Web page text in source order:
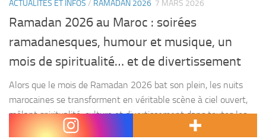
ACTUALITÉS ET INFOS / RAMADAN 2026 7 MARS 2026
Ramadan 2026 au Maroc : soirées
ramadanesques, humour et musique, un
mois de spiritualité… et de divertissement
Alors que le mois de Ramadan 2026 bat son plein, les nuits
marocaines se transforment en véritable scène à ciel ouvert,
mêlant spiritualité, culture et divertissement dans toutes les
grandes villes du Royaume. Entre...